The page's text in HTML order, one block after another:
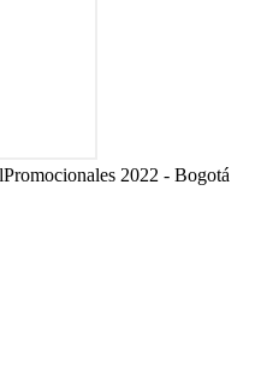
2022 - Bogotá